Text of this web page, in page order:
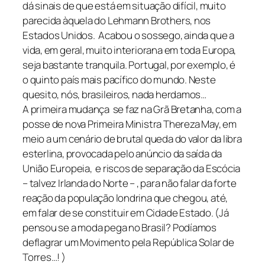
dá sinais de que está em situação difícil, muito
parecida àquela do Lehmann Brothers, nos
Estados Unidos. Acabou o sossego, ainda que a
vida, em geral, muito interiorana em toda Europa,
seja bastante tranquila. Portugal, por exemplo, é
o quinto país mais pacífico do mundo. Neste
quesito, nós, brasileiros, nada herdamos…
A primeira mudança se faz na Grã Bretanha, com a
posse de nova Primeira Ministra Thereza May, em
meio a um cenário de brutal queda do valor da libra
esterlina, provocada pelo anúncio da saída da
União Europeia, e riscos de separação da Escócia
– talvez Irlanda do Norte – , para não falar da forte
reação da população londrina que chegou, até,
em falar de se constituir em Cidade Estado. (Já
pensou se a moda pega no Brasil? Podíamos
deflagrar um Movimento pela República Solar de
Torres…! )